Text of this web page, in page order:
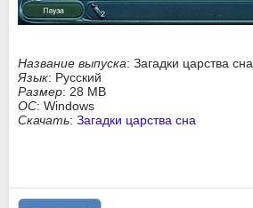
Название выпуска: Загадки царства сна
Язык: Русский
Размер: 28 MB
ОС: Windows
Скачать: Загадки царства сна